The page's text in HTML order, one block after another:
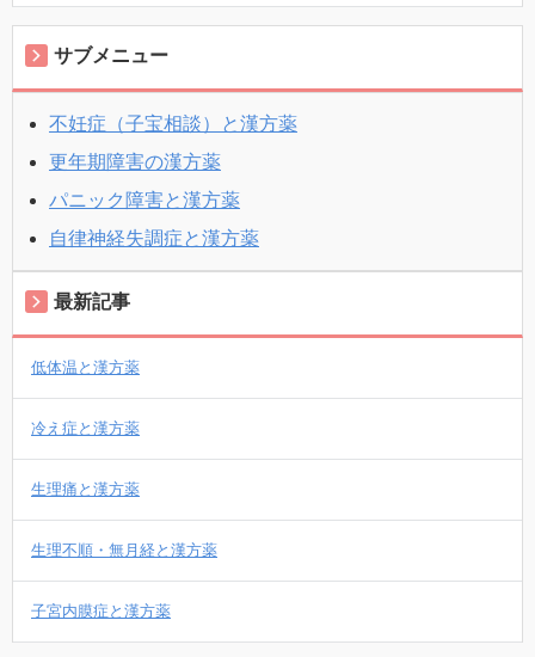
サブメニュー
不妊症（子宝相談）と漢方薬
更年期障害の漢方薬
パニック障害と漢方薬
自律神経失調症と漢方薬
最新記事
低体温と漢方薬
冷え症と漢方薬
生理痛と漢方薬
生理不順・無月経と漢方薬
子宮内膜症と漢方薬